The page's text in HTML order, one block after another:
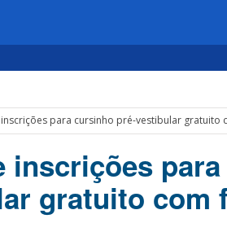
inscrições para cursinho pré-vestibular gratuito
inscrições para
gratuito com